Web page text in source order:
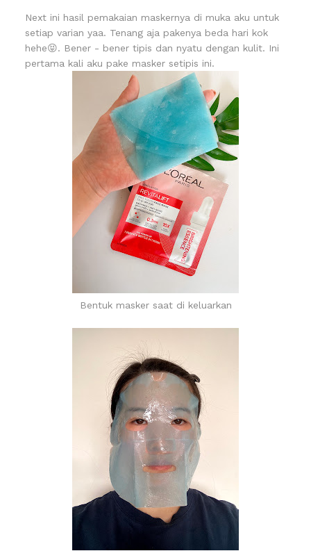
Next ini hasil pemakaian maskernya di muka aku untuk
setiap varian yaa. Tenang aja pakenya beda hari kok
hehe😝. Bener - bener tipis dan nyatu dengan kulit. Ini
pertama kali aku pake masker setipis ini.
Bentuk masker saat di keluarkan